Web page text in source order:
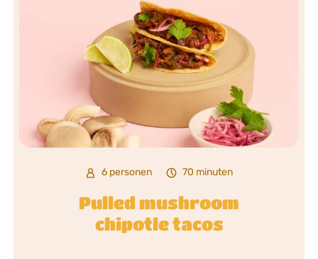
6 personen 70 minuten
Pulled mushroom
chipotle tacos